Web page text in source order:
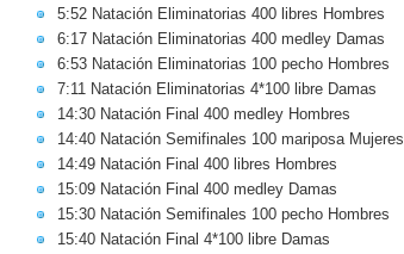
5:52 Natación Eliminatorias 400 libres Hombres
6:17 Natación Eliminatorias 400 medley Damas
6:53 Natación Eliminatorias 100 pecho Hombres
7:11 Natación Eliminatorias 4*100 libre Damas
14:30 Natación Final 400 medley Hombres
14:40 Natación Semifinales 100 mariposa Mujeres
14:49 Natación Final 400 libres Hombres
15:09 Natación Final 400 medley Damas
15:30 Natación Semifinales 100 pecho Hombres
15:40 Natación Final 4*100 libre Damas